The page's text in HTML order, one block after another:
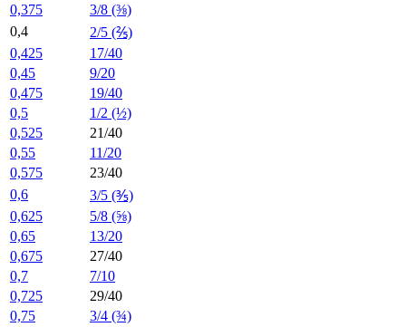
0,375
3/8 (⅜)
0,4
2/5 (⅖)
0,425
17/40
0,45
9/20
0,475
19/40
0,5
1/2 (½)
0,525
21/40
0,55
11/20
0,575
23/40
0,6
3/5 (⅗)
0,625
5/8 (⅝)
0,65
13/20
0,675
27/40
0,7
7/10
0,725
29/40
0,75
3/4 (¾)